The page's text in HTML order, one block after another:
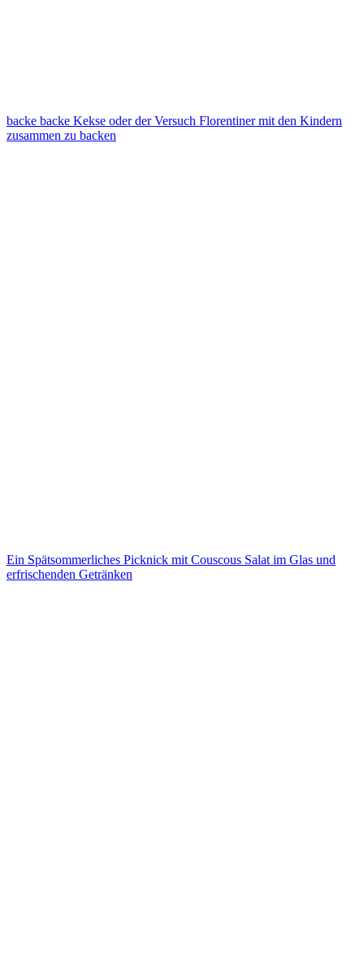
backe backe Kekse oder der Versuch Florentiner mit den Kindern
zusammen zu backen
Ein Spätsommerliches Picknick mit Couscous Salat im Glas und
erfrischenden Getränken